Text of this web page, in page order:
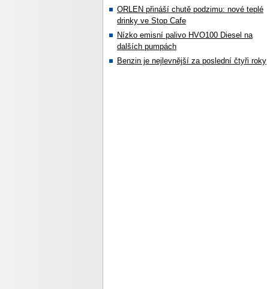
ORLEN přináší chutě podzimu: nové teplé
drinky ve Stop Cafe
Nízko emisní palivo HVO100 Diesel na
dalších pumpách
Benzin je nejlevnější za poslední čtyři roky